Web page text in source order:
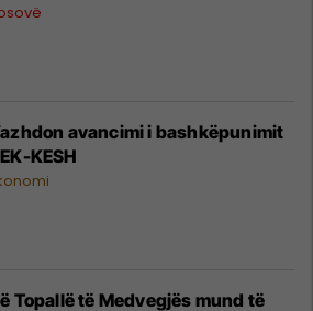
avancimi i bashkëpunimit
KESH
Topallë të Medvegjës mund të